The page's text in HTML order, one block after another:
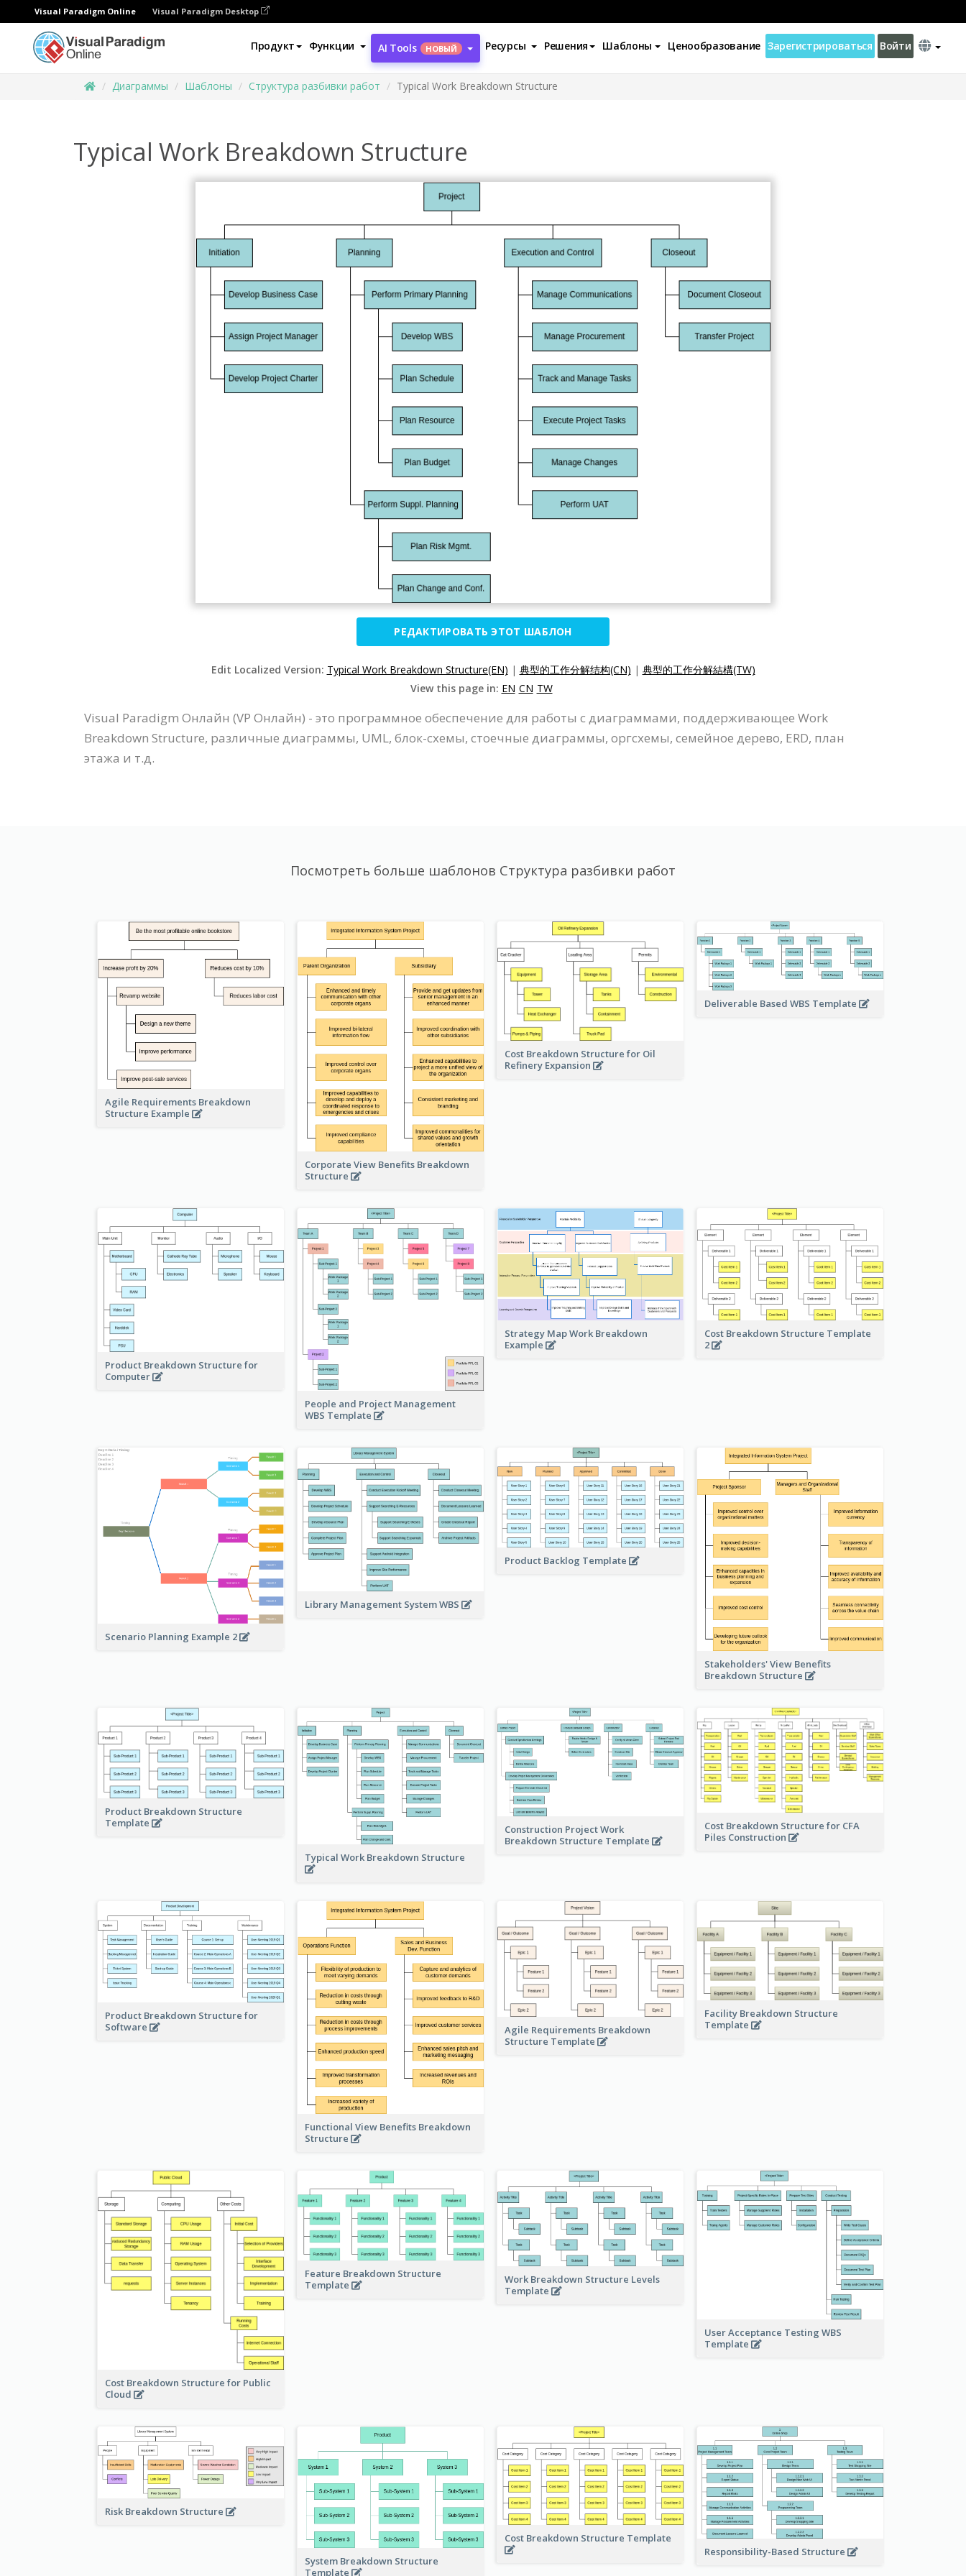
Visual Paradigm Online Visual Paradigm Desktop
Продукт Функции AI Tools НОВЫЙ Ресурсы Решения Шаблоны Ценообразование Зарегистрироваться Войти
Диаграммы Шаблоны Структура разбивки работ Typical Work Breakdown Structure
Typical Work Breakdown Structure
РЕДАКТИРОВАТЬ ЭТОТ ШАБЛОН
Edit Localized Version: Typical Work Breakdown Structure(EN) | 典型的工作分解结构(CN) | 典型的工作分解結構(TW)
View this page in: EN CN TW
Visual Paradigm Онлайн (VP Онлайн) - это программное обеспечение для работы с диаграммами, поддерживающее Work
Breakdown Structure, различные диаграммы, UML, блок-схемы, стоечные диаграммы, оргсхемы, семейное дерево, ERD, план
этажа и т.д.
Посмотреть больше шаблонов Структура разбивки работ
Agile Requirements Breakdown
Structure Example
Corporate View Benefits Breakdown
Structure
Cost Breakdown Structure for Oil
Refinery Expansion
Deliverable Based WBS Template
Product Breakdown Structure for
Computer
People and Project Management
WBS Template
Strategy Map Work Breakdown
Example
Cost Breakdown Structure Template
2
Scenario Planning Example 2
Library Management System WBS
Product Backlog Template
Stakeholders' View Benefits
Breakdown Structure
Product Breakdown Structure
Template
Typical Work Breakdown Structure
Construction Project Work
Breakdown Structure Template
Cost Breakdown Structure for CFA
Piles Construction
Product Breakdown Structure for
Software
Functional View Benefits Breakdown
Structure
Agile Requirements Breakdown
Structure Template
Facility Breakdown Structure
Template
Cost Breakdown Structure for Public
Cloud
Feature Breakdown Structure
Template
Work Breakdown Structure Levels
Template
User Acceptance Testing WBS
Template
Risk Breakdown Structure
System Breakdown Structure
Template
Cost Breakdown Structure Template
Responsibility-Based Structure